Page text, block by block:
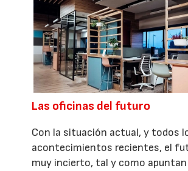
Las oficinas del futuro
Con la situación actual, y todos
acontecimientos recientes, el
muy incierto, tal y como apuntan